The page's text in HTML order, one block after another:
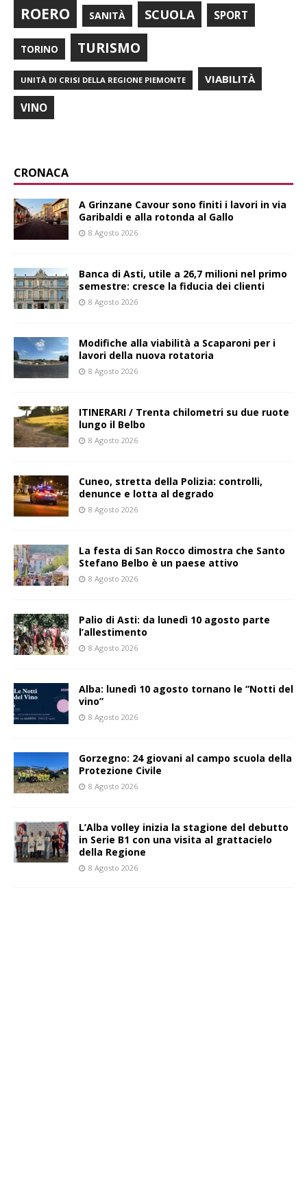
ROERO SANITÀ SCUOLA SPORT
TORINO TURISMO
UNITÀ DI CRISI DELLA REGIONE PIEMONTE VIABILITÀ
VINO
CRONACA
A Grinzane Cavour sono finiti i lavori in via
Garibaldi e alla rotonda al Gallo
8 Agosto 2026
Banca di Asti, utile a 26,7 milioni nel primo
semestre: cresce la fiducia dei clienti
8 Agosto 2026
Modifiche alla viabilità a Scaparoni per i
lavori della nuova rotatoria
8 Agosto 2026
ITINERARI / Trenta chilometri su due ruote
lungo il Belbo
8 Agosto 2026
Cuneo, stretta della Polizia: controlli,
denunce e lotta al degrado
8 Agosto 2026
La festa di San Rocco dimostra che Santo
Stefano Belbo è un paese attivo
8 Agosto 2026
Palio di Asti: da lunedì 10 agosto parte
l’allestimento
8 Agosto 2026
Alba: lunedì 10 agosto tornano le “Notti del
vino”
8 Agosto 2026
Gorzegno: 24 giovani al campo scuola della
Protezione Civile
8 Agosto 2026
L’Alba volley inizia la stagione del debutto
in Serie B1 con una visita al grattacielo
della Regione
8 Agosto 2026